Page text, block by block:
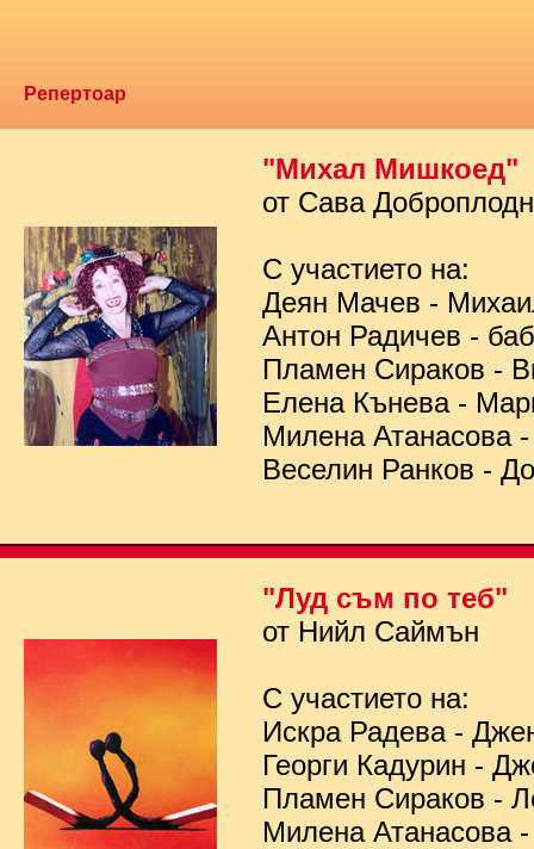
Репертоар
"Михал Мишкоед"
от Сава
С участието на:
Деян Мачев -
Антон Радичев -
Пламен Сираков -
Елена Кънева -
Милена Атанасова
Веселин Ранков -
"Луд съм по теб"
от Нийл Саймън
С участието на:
Искра Радева -
Георги Кадурин -
Пламен Сираков -
Милена Атанасова